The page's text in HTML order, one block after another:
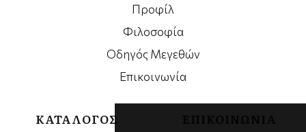
Προφίλ
Φιλοσοφία
Οδηγός Μεγεθών
Επικοινωνία
ΚΑΤΑΛΟΓΟΣ